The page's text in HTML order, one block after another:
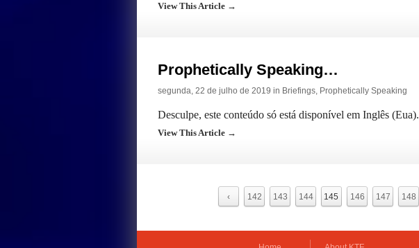
View This Article →
Prophetically Speaking…
segunda, 22 de julho de 2019 in Briefings, Prophetically Speaking
Desculpe, este conteúdo só está disponível em Inglês (Eua).
View This Article →
‹ 142 143 144 145 146 147 148